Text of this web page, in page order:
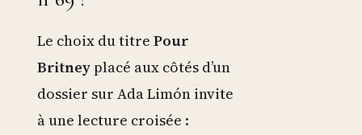
Le choix du titre Pour
Britney placé aux côtés d’un
dossier sur Ada Limón invite
à une lecture croisée :